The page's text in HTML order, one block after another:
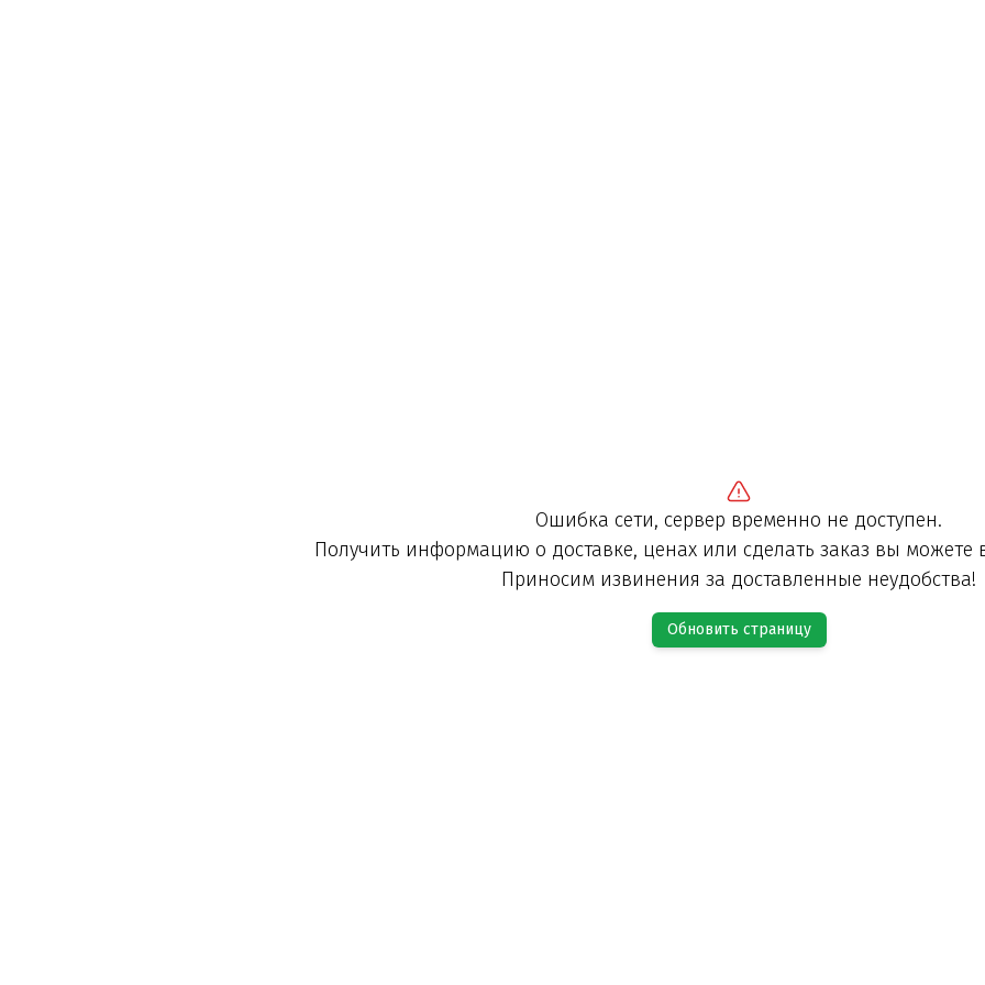
Ошибка сети, сервер временно не доступен.
Получить информацию о доставке, ценах или сделать заказ вы можете
Приносим извинения за доставленные неудобства!
Обновить страницу